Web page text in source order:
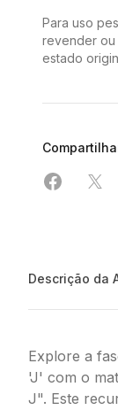
Para uso
revender ou
estado
Descrição da
Explore a
'J' com o
J". Este